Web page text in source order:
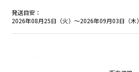
発送目安：
2026年08月25日（火）～2026年09月03日（木）